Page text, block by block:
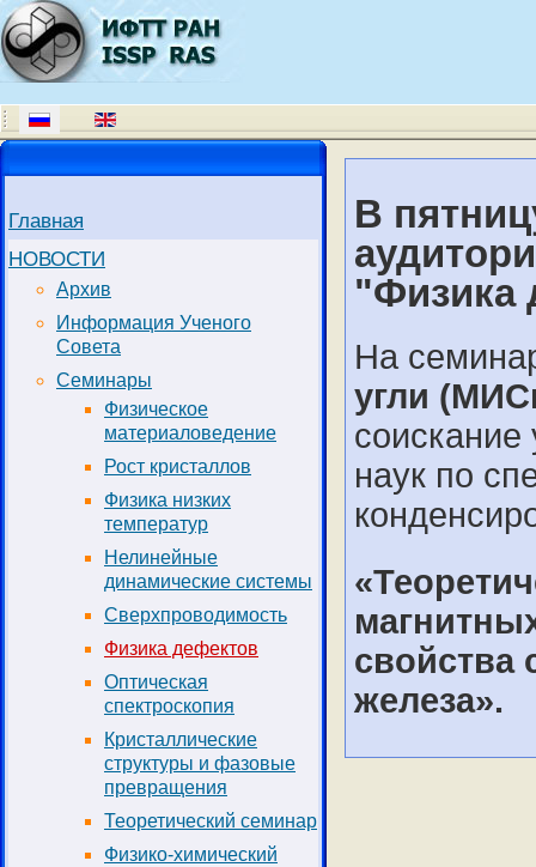
Главная
НОВОСТИ
Архив
Информация Ученого
Совета
Семинары
Физическое
материаловедение
Рост кристаллов
Физика низких
температур
Нелинейные
динамические системы
Сверхпроводимость
Физика дефектов
Оптическая
спектроскопия
Кристаллические
структуры и фазовые
превращения
Теоретический семинар
Физико-химический
В
"Физика
На
угли
соискание
наук по
свойства
железа».